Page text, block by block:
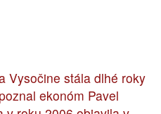
Vysočine stála dlhé roky
ekonóm Pavel